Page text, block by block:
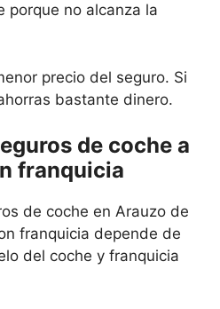
porque no alcanza la
precio del seguro. Si
bastante dinero.
de coche a
franquicia
de coche en Arauzo de
franquicia depende de
del coche y franquicia